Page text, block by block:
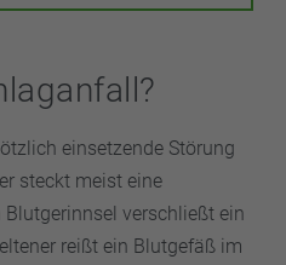
einsetzende Störung
steckt meist eine
verschließt ein
reißt ein Blutgefäß im